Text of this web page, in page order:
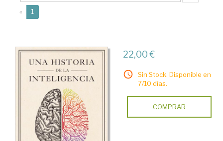
« 1
22,00 €
Sin Stock. Disponible en
7/10 días.
COMPRAR